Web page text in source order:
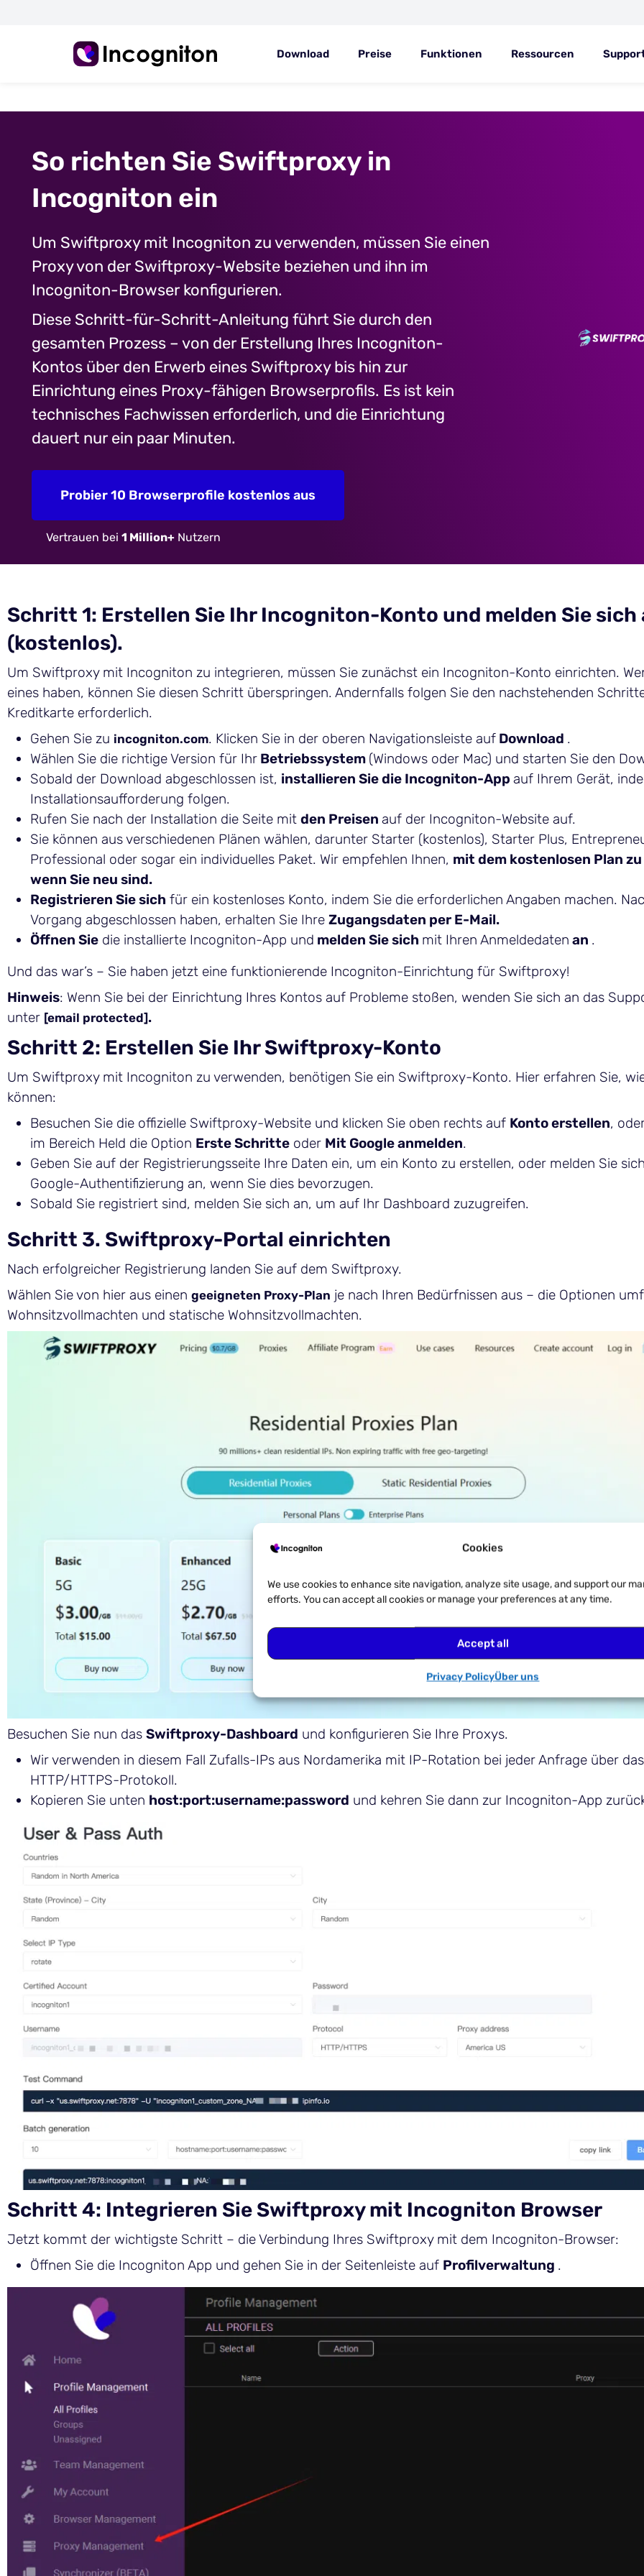
Cookies
We use cookies to enhance site navigation, analyze site usage, and support our
efforts. You can accept all cookies or manage your preferences at any time.
Accept all
Privacy PolicyÜber uns
Download Preise Funktionen Ressourcen
So richten Sie Swiftproxy in
Incogniton ein
Um Swiftproxy mit Incogniton zu verwenden, müssen Sie einen
Proxy von der Swiftproxy-Website beziehen und ihn im
Incogniton-Browser konfigurieren.
Diese Schritt-für-Schritt-Anleitung führt Sie durch den
gesamten Prozess – von der Erstellung Ihres Incogniton-
Kontos über den Erwerb eines Swiftproxy bis hin zur
Einrichtung eines Proxy-fähigen Browserprofils. Es ist kein
technisches Fachwissen erforderlich, und die Einrichtung
dauert nur ein paar Minuten.
Probier 10 Browserprofile kostenlos aus
Vertrauen bei 1 Million+ Nutzern
Schritt 1: Erstellen Sie Ihr Incogniton-Konto und melden Sie sich
(kostenlos).
Um Swiftproxy mit Incogniton zu integrieren, müssen Sie zunächst ein Incogniton-Konto einrichten.
eines haben, können Sie diesen Schritt überspringen. Andernfalls folgen Sie den nachstehenden
Kreditkarte erforderlich.
Gehen Sie zu incogniton.com. Klicken Sie in der oberen Navigationsleiste auf Download .
Wählen Sie die richtige Version für Ihr Betriebssystem (Windows oder Mac) und starten Sie den
Sobald der Download abgeschlossen ist, installieren Sie die Incogniton-App auf Ihrem Gerät,
Installationsaufforderung folgen.
Rufen Sie nach der Installation die Seite mit den Preisen auf der Incogniton-Website auf.
Sie können aus verschiedenen Plänen wählen, darunter Starter (kostenlos), Starter Plus,
Professional oder sogar ein individuelles Paket. Wir empfehlen Ihnen, mit dem kostenlosen Plan
wenn Sie neu sind.
Registrieren Sie sich für ein kostenloses Konto, indem Sie die erforderlichen Angaben machen.
Vorgang abgeschlossen haben, erhalten Sie Ihre Zugangsdaten per E-Mail.
Öffnen Sie die installierte Incogniton-App und melden Sie sich mit Ihren Anmeldedaten an .
Und das war’s – Sie haben jetzt eine funktionierende Incogniton-Einrichtung für Swiftproxy!
Hinweis: Wenn Sie bei der Einrichtung Ihres Kontos auf Probleme stoßen, wenden Sie sich an das
unter [email protected].
Schritt 2: Erstellen Sie Ihr Swiftproxy-Konto
Um Swiftproxy mit Incogniton zu verwenden, benötigen Sie ein Swiftproxy-Konto. Hier erfahren Sie,
können:
Besuchen Sie die offizielle Swiftproxy-Website und klicken Sie oben rechts auf Konto erstellen,
im Bereich Held die Option Erste Schritte oder Mit Google anmelden.
Geben Sie auf der Registrierungsseite Ihre Daten ein, um ein Konto zu erstellen, oder melden Sie
Google-Authentifizierung an, wenn Sie dies bevorzugen.
Sobald Sie registriert sind, melden Sie sich an, um auf Ihr Dashboard zuzugreifen.
Schritt 3. Swiftproxy-Portal einrichten
Nach erfolgreicher Registrierung landen Sie auf dem Swiftproxy.
Wählen Sie von hier aus einen geeigneten Proxy-Plan je nach Ihren Bedürfnissen aus – die Optionen
Wohnsitzvollmachten und statische Wohnsitzvollmachten.
Besuchen Sie nun das Swiftproxy-Dashboard und konfigurieren Sie Ihre Proxys.
Wir verwenden in diesem Fall Zufalls-IPs aus Nordamerika mit IP-Rotation bei jeder Anfrage über das
HTTP/HTTPS-Protokoll.
Kopieren Sie unten host:port:username:password und kehren Sie dann zur Incogniton-App
Schritt 4: Integrieren Sie Swiftproxy mit Incogniton Browser
Jetzt kommt der wichtigste Schritt – die Verbindung Ihres Swiftproxy mit dem Incogniton-Browser:
Öffnen Sie die Incogniton App und gehen Sie in der Seitenleiste auf Profilverwaltung .